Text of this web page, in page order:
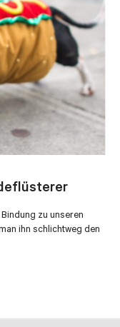
zu unseren
ihn schlichtweg den